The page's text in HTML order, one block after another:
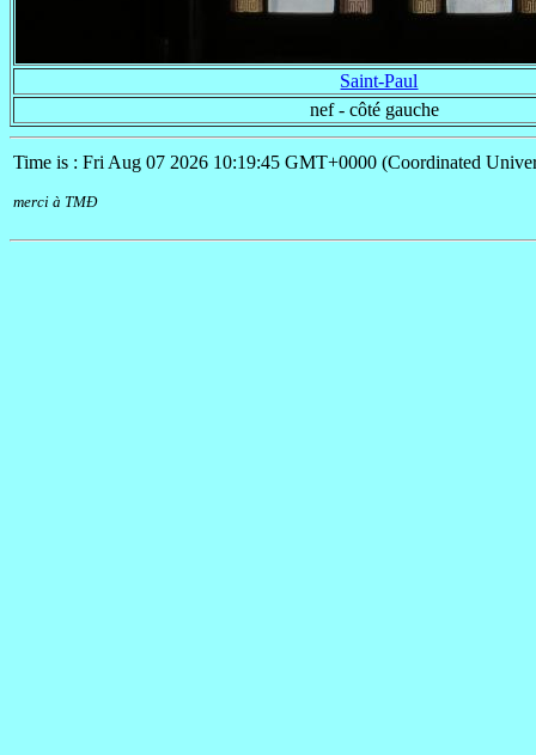
Saint-Paul
nef - côté gauche
Time is : Fri Aug 07 2026 10:19:45 GMT+0000 (Coordinated
merci à TMÐ